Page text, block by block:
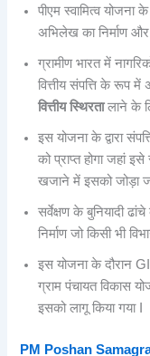
पीएम स्वामित्व योजना
अभिलेख का निर्माण और
ग्रामीण भारत में
वित्तीय संपत्ति के रूप
वित्तीय स्थिरतालाने के
इस योजना के द्वारा
को प्राप्त होगा जहां
खजाने में इसको जोड़ा
सर्वेक्षण के बुनियादी
निर्माण जो किसी भी
इस योजना के दौरान
ग्राम पंचायत विकास
इसको लागू किया गया I
PM Poshan